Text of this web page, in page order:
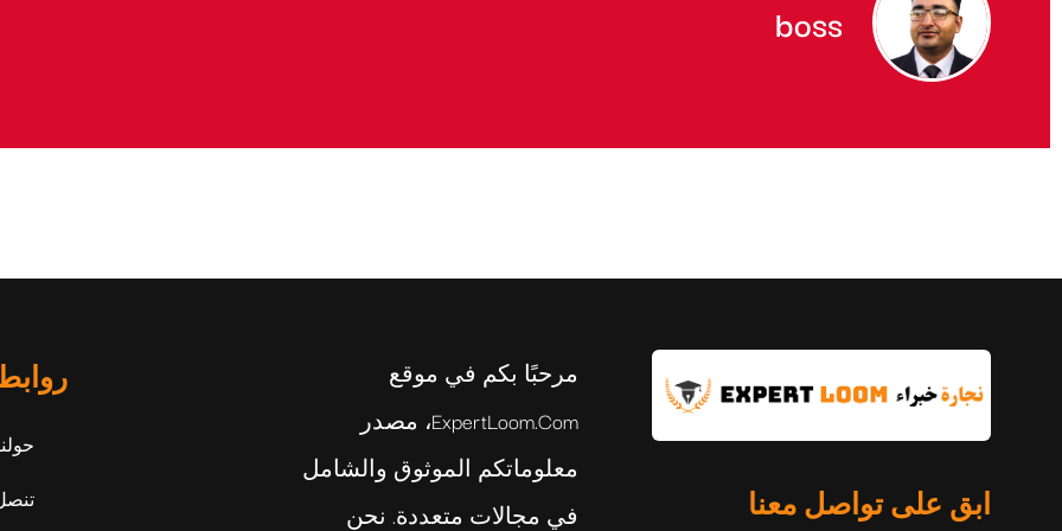
boss
ابق على تواصل معنا
مرحبًا بكم في موقع
ExpertLoom.com، مصدر
معلوماتكم الموثوق والشامل
في مجالات متعددة. نحن